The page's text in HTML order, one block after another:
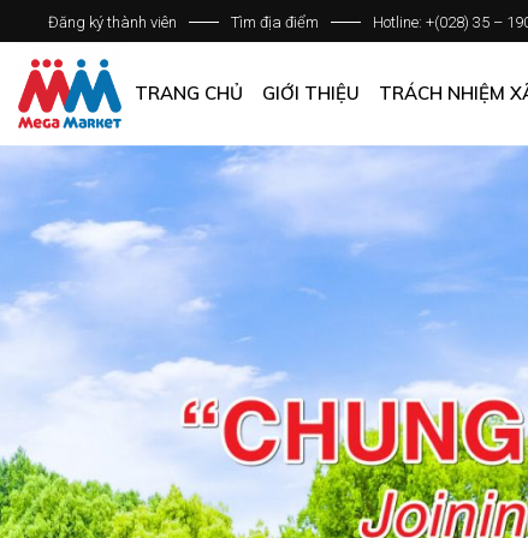
Đăng ký thành viên Tìm địa điểm Hotline: +(028) 35 –
TRANG CHỦ GIỚI THIỆU
DANH SÁCH HỆ THỐNG
CÁC CHÍNH SÁCH CHUNG
TRÁCH NHIỆM
GIỚI THIỆU DOANH NGHIỆP
DANH SÁCH HỆ THỐNG